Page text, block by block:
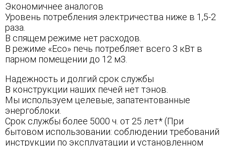
Экономичнее аналогов
Уровень потребления электричества ниже в 1,5-2
раза.
В спящем режиме нет расходов.
В режиме «Eco» печь потребляет всего 3 кВт в
парном помещении до 12 м3.
Надежность и долгий срок службы
В конструкции наших печей нет тэнов.
Мы используем целевые, запатентованные
энергоблоки.
Срок службы более 5000 ч. от 25 лет* (При
бытовом использовании: соблюдении требований
инструкции по эксплуатации и установленном